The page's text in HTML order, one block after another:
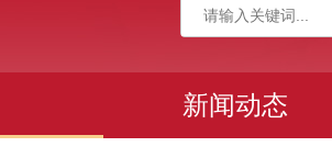
新闻动态